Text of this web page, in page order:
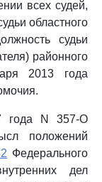
всех судей,
областного
судьи
районного
2013 года
года N 357-О
положений
Федерального
дел